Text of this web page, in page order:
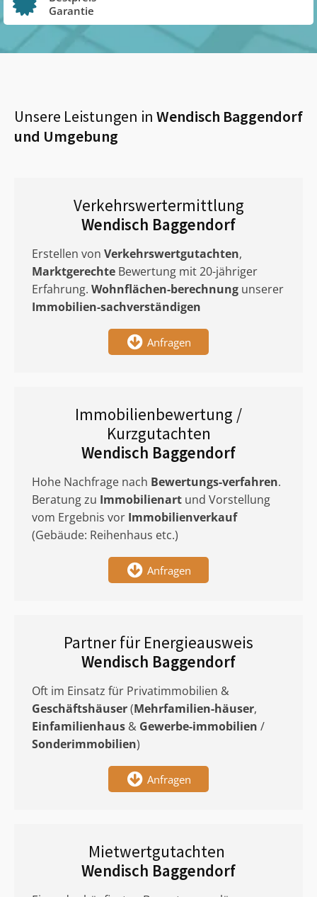
Garantie
Unsere Leistungen in Wendisch Baggendorf
und Umgebung
Verkehrswertermittlung
Wendisch Baggendorf
Erstellen von Verkehrswertgutachten,
Marktgerechte Bewertung mit 20-jähriger
Erfahrung. Wohnflächen-berechnung unserer
Immobilien-sachverständigen
Anfragen
Immobilienbewertung /
Kurzgutachten
Wendisch Baggendorf
Hohe Nachfrage nach Bewertungs-verfahren.
Beratung zu Immobilienart und Vorstellung
vom Ergebnis vor Immobilienverkauf
(Gebäude: Reihenhaus etc.)
Anfragen
Partner für Energieausweis
Wendisch Baggendorf
Oft im Einsatz für Privatimmobilien &
Geschäftshäuser(Mehrfamilien-häuser,
Einfamilienhaus & Gewerbe-immobilien /
Sonderimmobilien)
Anfragen
Mietwertgutachten
Wendisch Baggendorf